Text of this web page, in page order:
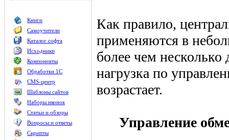
Книги
Самоучители
Каталог софта
Исходники
Компоненты
Обработки 1С
CMS-центр
Шаблоны сайтов
Наборы иконок
Статьи и обзоры
Вопросы и ответы
Скрипты
Как правило,
применяются в
более чем несколько
нагрузка по
возрастает.
Управление